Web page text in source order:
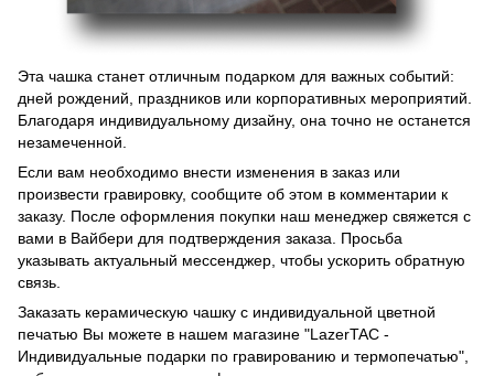
Эта чашка станет отличным подарком для важных событий:
дней рождений, праздников или корпоративных мероприятий.
Благодаря индивидуальному дизайну, она точно не останется
незамеченной.
Если вам необходимо внести изменения в заказ или
произвести гравировку, сообщите об этом в комментарии к
заказу. После оформления покупки наш менеджер свяжется с
вами в Вайбери для подтверждения заказа. Просьба
указывать актуальный мессенджер, чтобы ускорить обратную
связь.
Заказать керамическую чашку с индивидуальной цветной
печатью Вы можете в нашем магазине "LazerTAC -
Индивидуальные подарки по гравированию и термопечатью",